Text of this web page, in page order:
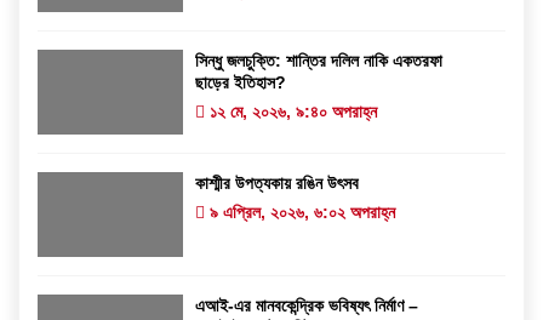
সিন্ধু জলচুক্তি: শান্তির দলিল নাকি একতরফা
ছাড়ের ইতিহাস?
১২ মে, ২০২৬, ৯:৪০ অপরাহ্ন
কাশ্মীর উপত্যকায় রঙিন উৎসব
৯ এপ্রিল, ২০২৬, ৬:০২ অপরাহ্ন
এআই-এর মানবকেন্দ্রিক ভবিষ্যৎ নির্মাণ –